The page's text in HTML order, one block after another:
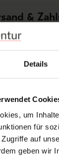
Details
um
für
auf
geben wir
&
Produkt?